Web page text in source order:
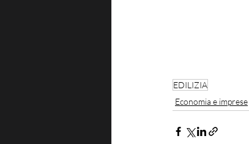
EDILIZIA
Economia e imprese